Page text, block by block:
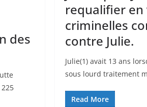
des
requalifier en
criminelles
contre Julie.
Julie(1) avait 13 ans
sous lourd traitement
Read More